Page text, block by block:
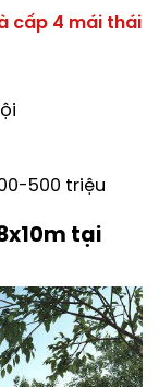
cấp 4 mái thái
500 triệu
tại